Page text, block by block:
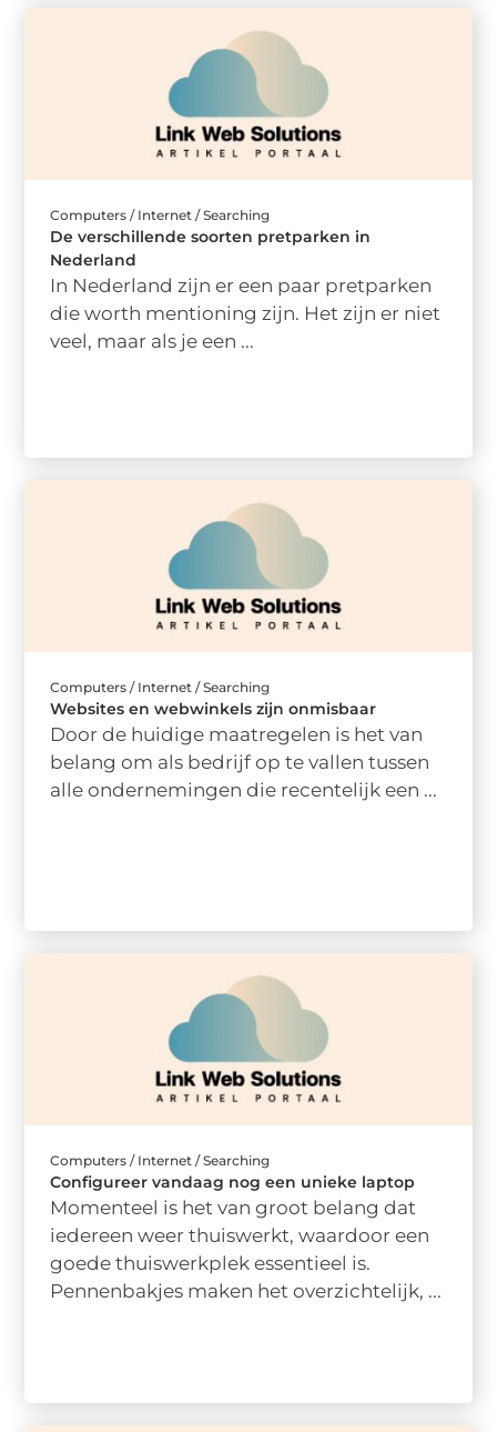
Computers / Internet / Searching
De verschillende soorten pretparken in
Nederland
In Nederland zijn er een paar pretparken
die worth mentioning zijn. Het zijn er niet
veel, maar als je een ...
Computers / Internet / Searching
Websites en webwinkels zijn onmisbaar
Door de huidige maatregelen is het van
belang om als bedrijf op te vallen tussen
alle ondernemingen die recentelijk een ...
Computers / Internet / Searching
Configureer vandaag nog een unieke laptop
Momenteel is het van groot belang dat
iedereen weer thuiswerkt, waardoor een
goede thuiswerkplek essentieel is.
Pennenbakjes maken het overzichtelijk, ...